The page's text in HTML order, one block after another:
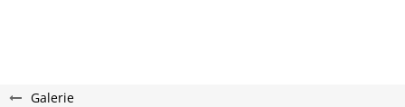
Galerie